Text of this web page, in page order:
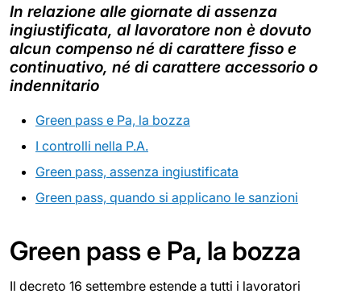
In relazione alle giornate di assenza
ingiustificata, al lavoratore non è dovuto
alcun compenso né di carattere fisso e
continuativo, né di carattere accessorio o
indennitario
Green pass e Pa, la bozza
I controlli nella P.A.
Green pass, assenza ingiustificata
Green pass, quando si applicano le sanzioni
Green pass e Pa, la bozza
Il decreto 16 settembre estende a tutti i lavoratori